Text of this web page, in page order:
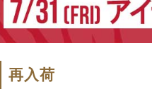
再入荷